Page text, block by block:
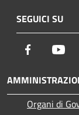
SEGUICI SU
Facebook
Organi di